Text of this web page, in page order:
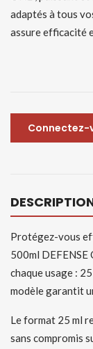
adaptés à tous
assure efficacité
Connectez-
Protégez-vous
500ml DEFENSE
chaque usage :
modèle garantit
Le format 25 ml
sans compromis